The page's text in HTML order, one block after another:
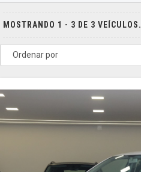
MOSTRANDO 1 - 3 DE 3 VEÍCULOS.
Ordenar por